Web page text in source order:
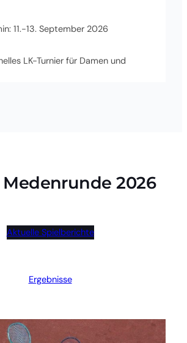
11.-13. September 2026
LK-Turnier für Damen und
Medenrunde 2026
Aktuelle Spielberichte
Ergebnisse